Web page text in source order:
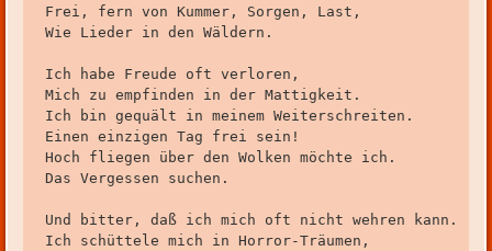
Frei, fern von Kummer, Sorgen, Last,
Wie Lieder in den Wäldern.
Ich habe Freude oft verloren,
Mich zu empfinden in der Mattigkeit.
Ich bin gequält in meinem Weiterschreiten.
Einen einzigen Tag frei sein!
Hoch fliegen über den Wolken möchte ich.
Das Vergessen suchen.
Und bitter, daß ich mich oft nicht wehren kann.
Ich schüttele mich in Horror-Träumen,